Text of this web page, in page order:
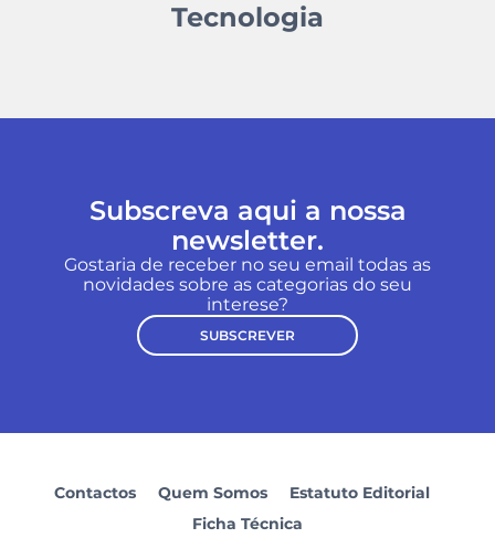
Tecnologia
Subscreva aqui a nossa
newsletter.
Gostaria de receber no seu email todas as
novidades sobre as categorias do seu
interese?
SUBSCREVER
Contactos Quem Somos
Estatuto Editorial
Ficha Técnica